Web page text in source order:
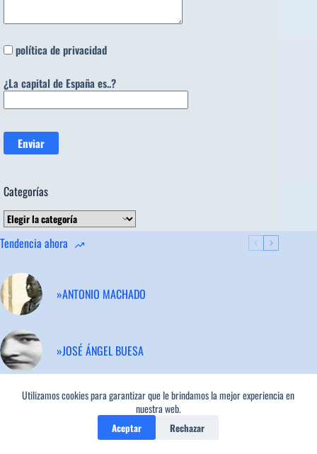
Utilizamos cookies para garantizar que le brindamos la mejor experiencia en
nuestra web.
Aceptar Rechazar
política de privacidad
¿La capital de España es..?
Categorías
Categorías
Tendencia ahora
»ANTONIO MACHADO
»JOSÉ ÁNGEL BUESA
»MARIO BENEDETTI